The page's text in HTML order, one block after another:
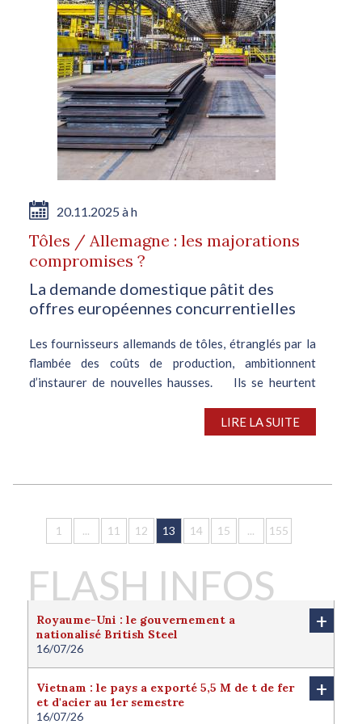
20.11.2025 à h
Tôles / Allemagne : les majorations
compromises ?
La demande domestique pâtit des
offres européennes concurrentielles
Les fournisseurs allemands de tôles, étranglés par la
flambée des coûts de production, ambitionnent
d’instaurer de nouvelles hausses. Ils se heurtent
LIRE LA SUITE
1 ... 11 12 13 14 15 ... 155
FLASH INFOS
Royaume-Uni : le gouvernement a
nationalisé British Steel
16/07/26
+
Le Royaume-Uni a nationalisé British Steel afin de
protéger l'avenir de la filière sidérurgique locale.
Londres juge cette nationalisation nécessaire pour
protéger l'intérêt national du pays. Le
gouvernement a ainsi finalisé la reprise d’une
Vietnam : le pays a exporté 5,5 M de t de fer
et d'acier au 1er semestre
16/07/26
+